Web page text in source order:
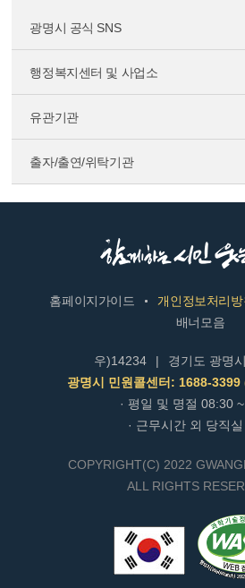
광명시 공식 SNS
행정복지센터 및 사업소
유관기관
출자/출연/위탁기관
홈페이지가이드 개인정보처리방
배너모음
우)14234 |
경기도 광명
광명시 민원콜센터: 1688-
· 평일 및 명절 08:30
· 근무시간 외 당직
COPYRIGHT(C) 2022
ALL RIGHTS